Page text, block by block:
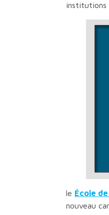
institutions
le École
nouveau